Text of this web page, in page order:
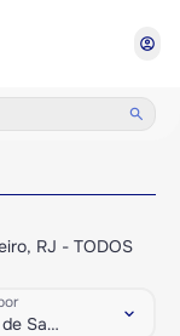
account_circle
search
RJ - TODOS
Saída keyboard_arrow_down